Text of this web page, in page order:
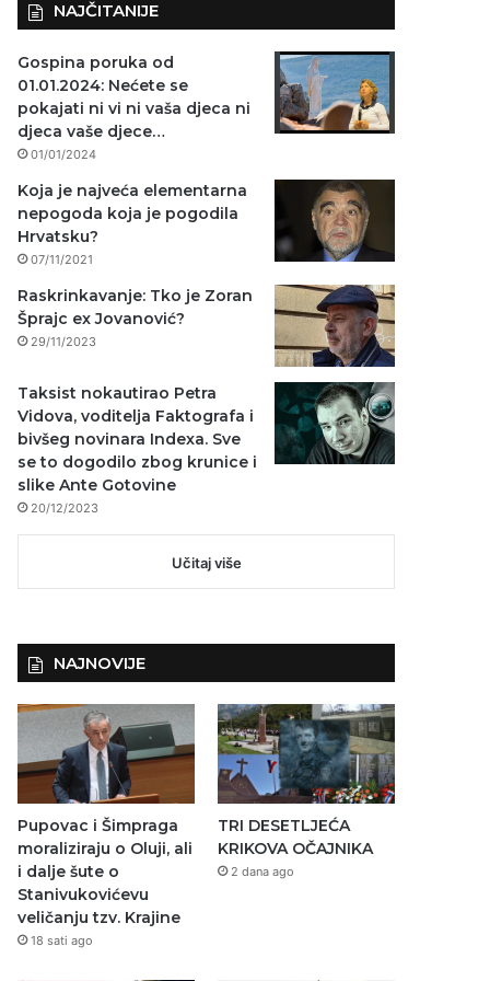
NAJČITANIJE
Gospina poruka od
01.01.2024: Nećete se
pokajati ni vi ni vaša djeca ni
djeca vaše djece…
01/01/2024
Koja je najveća elementarna
nepogoda koja je pogodila
Hrvatsku?
07/11/2021
Raskrinkavanje: Tko je Zoran
Šprajc ex Jovanović?
29/11/2023
Taksist nokautirao Petra
Vidova, voditelja Faktografa i
bivšeg novinara Indexa. Sve
se to dogodilo zbog krunice i
slike Ante Gotovine
20/12/2023
Učitaj više
NAJNOVIJE
Pupovac i Šimpraga
moraliziraju o Oluji, ali
i dalje šute o
Stanivukovićevu
veličanju tzv. Krajine
18 sati ago
TRI DESETLJEĆA
KRIKOVA OČAJNIKA
2 dana ago